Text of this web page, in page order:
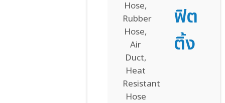
ฟิต
ติ้ง